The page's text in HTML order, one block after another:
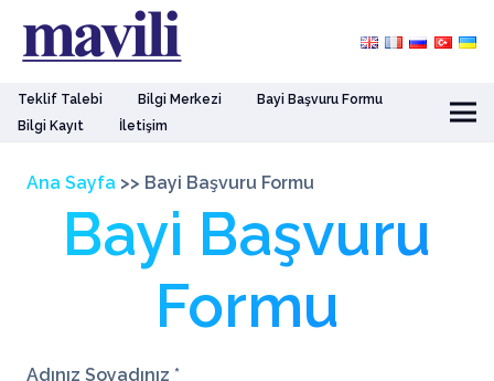
Teklif Talebi Bilgi Merkezi
Bayi Başvuru Formu
Bilgi Kayıt
İletişim
Ana Sayfa >> Bayi Başvuru Formu
Bayi Başvuru
Formu
Adınız Soyadınız *